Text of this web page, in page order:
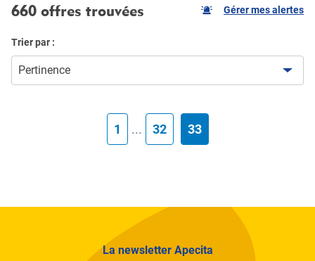
660 offres trouvées Gérer mes alertes
Trier par :
Pertinence
1 ... 32 33
La newsletter Apecita